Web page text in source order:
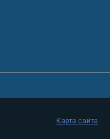
Карта сайта